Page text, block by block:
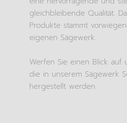
gleichbleibende Qualität.
Produkte stammt
eigenen Sägewerk.
Werfen Sie einen Blick auf
die in unserem Sägewerk
hergestellt werden.